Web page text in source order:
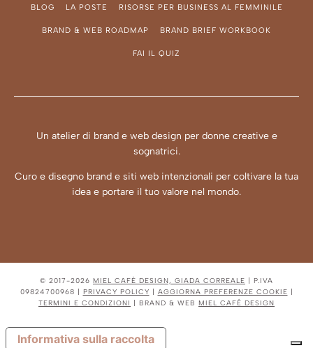
BLOG LA POSTE RISORSE PER BUSINESS AL FEMMINILE
BRAND & WEB ROADMAP BRAND BRIEF WORKBOOK
FAI IL QUIZ
Un atelier di brand e web design per donne creative e
sognatrici.
Curo e disegno brand e siti web intenzionali per coltivare la tua
idea e portare il tuo valore nel mondo.
© 2017-2026 MIEL CAFÈ DESIGN, GIADA CORREALE | P.IVA
09824700968 | PRIVACY POLICY AGGIORNA PREFERENZE COOKIE
TERMINI E CONDIZIONI
| BRAND & WEB MIEL CAFÉ DESIGN
Informativa sulla raccolta